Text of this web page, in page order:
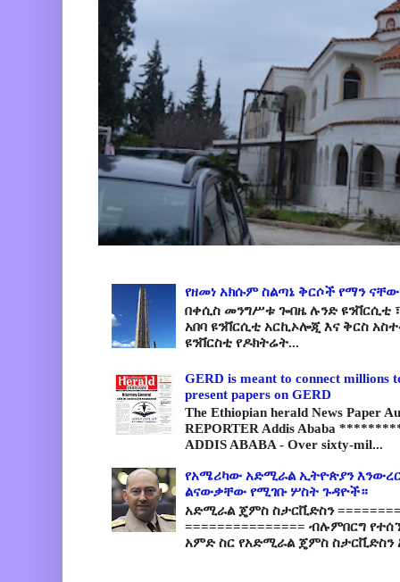
የዘመነ አክሱም ስልጣኔ ቅርሶች የማን
በቀሲስ መንግሥቱ ጐበዜ ሉንድ ዩንቨርሲቲ
አበባ ዩንቨርሲቲ አርኪኦሎጂ እና ቅርስ
ዩንቨርስቲ የዶክትሬት...
GERD is meant to connect millions
present papers on GERD
The Ethiopian herald News Paper
REPORTER Addis Ababa
ADDIS ABABA - Over sixty-mil...
የአሜሪካው አድሚራል ኢትዮጵያን
ልናውቃቸው የሚገቡ ሦስት ጉዳዮች።
አድሚራል ጄምስ ስታርቪድስን
=============== ብሉምበርግ
አምድ ስር የአድሚራል ጄምስ ስታርቪድስን